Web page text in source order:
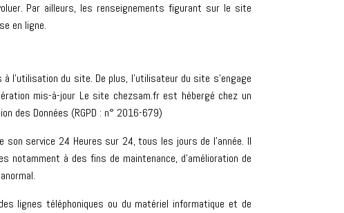
Par ailleurs, les renseignements figurant sur le site
en ligne.
du site. De plus, l’utilisateur du site s’engage
mis-à-jour Le site chezsam.fr est hébergé chez un
des Données (RGPD : n° 2016-679)
son service 24 Heures sur 24, tous les jours de l’année. Il
notamment à des fins de maintenance, d’amélioration de
lignes téléphoniques ou du matériel informatique et de